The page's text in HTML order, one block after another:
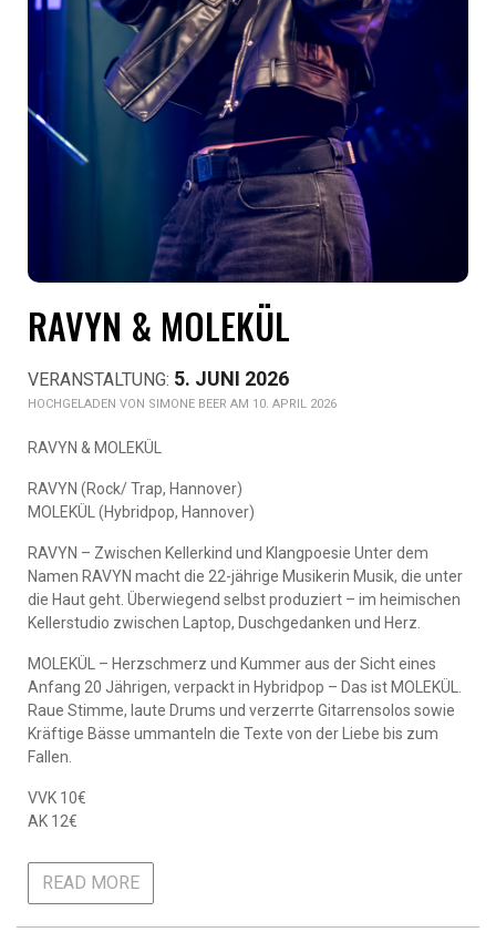
RAVYN & MOLEKÜL
5. JUNI 2026
SIMONE BEER AM 10. APRIL 2026
RAVYN & MOLEKÜL
RAVYN (Rock/ Trap, Hannover)
MOLEKÜL (Hybridpop, Hannover)
RAVYN – Zwischen Kellerkind und Klangpoesie Unter dem
Namen RAVYN macht die 22-jährige Musikerin Musik, die unter
die Haut geht. Überwiegend selbst produziert – im heimischen
Kellerstudio zwischen Laptop, Duschgedanken und Herz.
MOLEKÜL – Herzschmerz und Kummer aus der Sicht eines
Anfang 20 Jährigen, verpackt in Hybridpop – Das ist MOLEKÜL.
Raue Stimme, laute Drums und verzerrte Gitarrensolos sowie
Kräftige Bässe ummanteln die Texte von der Liebe bis zum
Fallen.
VVK 10€
AK 12€
READ MORE